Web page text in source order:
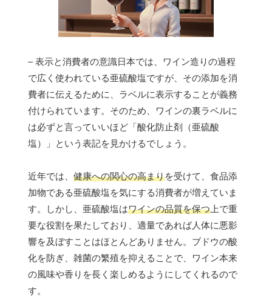
– 表示と消費者の意識日本では、ワイン造りの過程
で広く使われている亜硫酸塩ですが、その添加を消
費者に伝えるために、ラベルに表示することが義務
付けられています。そのため、ワインの裏ラベルに
は必ずと言っていいほど「酸化防止剤（亜硫酸
塩）」という表記を見かけるでしょう。
近年では、 健康への関心の高まりを受けて、食品添
加物である亜硫酸塩を気にする消費者が増えていま
す。しかし、亜硫酸塩はワインの品質を保つ 上で重
要な役割を果たしており、適量であれば人体に悪影
響を及ぼすことはほとんどありません。ブドウの酸
化を防ぎ、雑菌の繁殖を抑えることで、ワイン本来
の風味や香りを長く楽しめるようにしてくれるので
す。